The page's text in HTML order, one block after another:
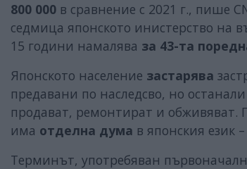
800 000 в сравнение с 2021 г., пише
седмица японското инистерство на
15 години намалява за 43-та
Японското население застарява
предавани по наследсво, но
продават, ремонтират и обживяват.
има отделна дума в японския език –
Терминът, употребяван